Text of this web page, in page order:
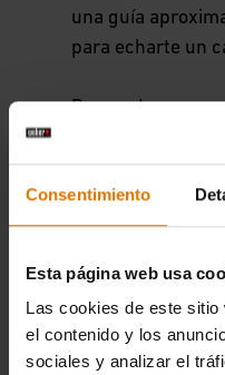
Consentimiento
Esta página web usa
Las cookies de este
el contenido y los
sociales y analizar el
una guía
para echarte un
Recuerda que
tiempo de
muchos factores
en cuenta aquí,
alimento, la
Tiempos de cocción: